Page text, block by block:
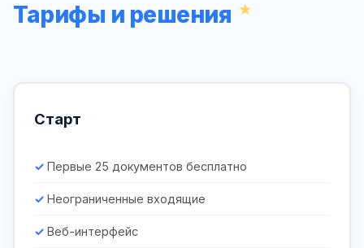
Тарифы и решения
Старт
Первые 25 документов бесплатно
Неограниченные входящие
Веб-интерфейс